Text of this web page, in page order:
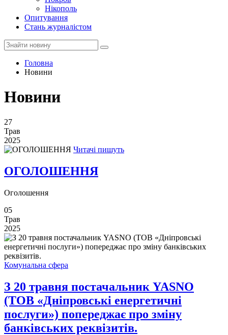
Нікополь
Опитування
Стань журналістом
Головна
Новини
Новини
27
Трав
2025
Читачі пишуть
ОГОЛОШЕННЯ
Оголошення
05
Трав
2025
Комунальна сфера
З 20 травня постачальник YASNO
(ТОВ «Дніпровські енергетичні
послуги») попереджає про зміну
банківських реквізитів.